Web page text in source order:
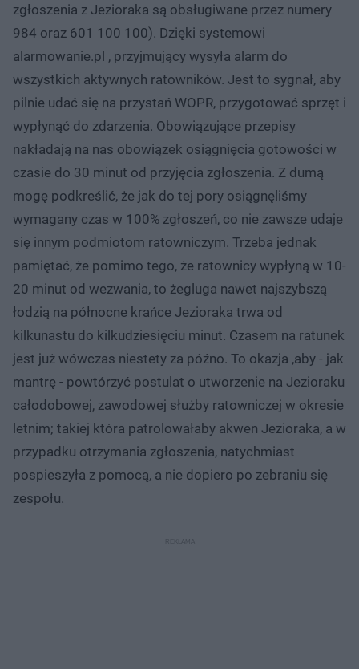
zgłoszenia z Jezioraka są obsługiwane przez numery
984 oraz 601 100 100). Dzięki systemowi
alarmowanie.pl , przyjmujący wysyła alarm do
wszystkich aktywnych ratowników. Jest to sygnał, aby
pilnie udać się na przystań WOPR, przygotować sprzęt i
wypłynąć do zdarzenia. Obowiązujące przepisy
nakładają na nas obowiązek osiągnięcia gotowości w
czasie do 30 minut od przyjęcia zgłoszenia. Z dumą
mogę podkreślić, że jak do tej pory osiągnęliśmy
wymagany czas w 100% zgłoszeń, co nie zawsze udaje
się innym podmiotom ratowniczym. Trzeba jednak
pamiętać, że pomimo tego, że ratownicy wypłyną w 10-
20 minut od wezwania, to żegluga nawet najszybszą
łodzią na północne krańce Jezioraka trwa od
kilkunastu do kilkudziesięciu minut. Czasem na ratunek
jest już wówczas niestety za późno. To okazja ,aby - jak
mantrę - powtórzyć postulat o utworzenie na Jezioraku
całodobowej, zawodowej służby ratowniczej w okresie
letnim; takiej która patrolowałaby akwen Jezioraka, a w
przypadku otrzymania zgłoszenia, natychmiast
pospieszyła z pomocą, a nie dopiero po zebraniu się
zespołu.